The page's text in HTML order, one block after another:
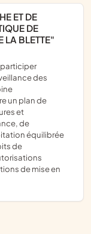
DE
LA BLETTE"
des
un plan de
et
de
équilibrée
de
de mise en